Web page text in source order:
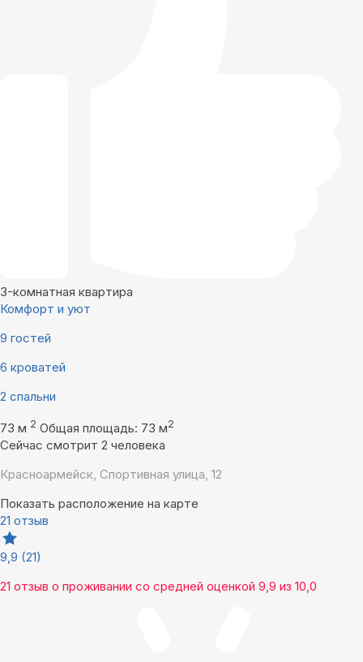
3-комнатная квартира
Комфорт и уют
9 гостей
6 кроватей
2 спальни
73 м 2 Общая площадь: 73 м2
Сейчас смотрит 2 человека
Красноармейск, Спортивная улица, 12
Показать расположение на карте
21 отзыв
9,9 (21)
21 отзыв о проживании со средней оценкой 9,9 из 10,0